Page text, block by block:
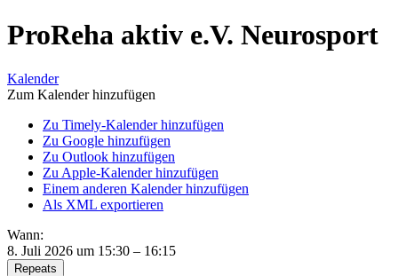
ProReha aktiv e.V. Neurosport
Kalender
Zum Kalender hinzufügen
Zu Timely-Kalender hinzufügen
Zu Google hinzufügen
Zu Outlook hinzufügen
Zu Apple-Kalender hinzufügen
Einem anderen Kalender hinzufügen
Als XML exportieren
Wann:
8. Juli 2026 um 15:30 – 16:15
Repeats